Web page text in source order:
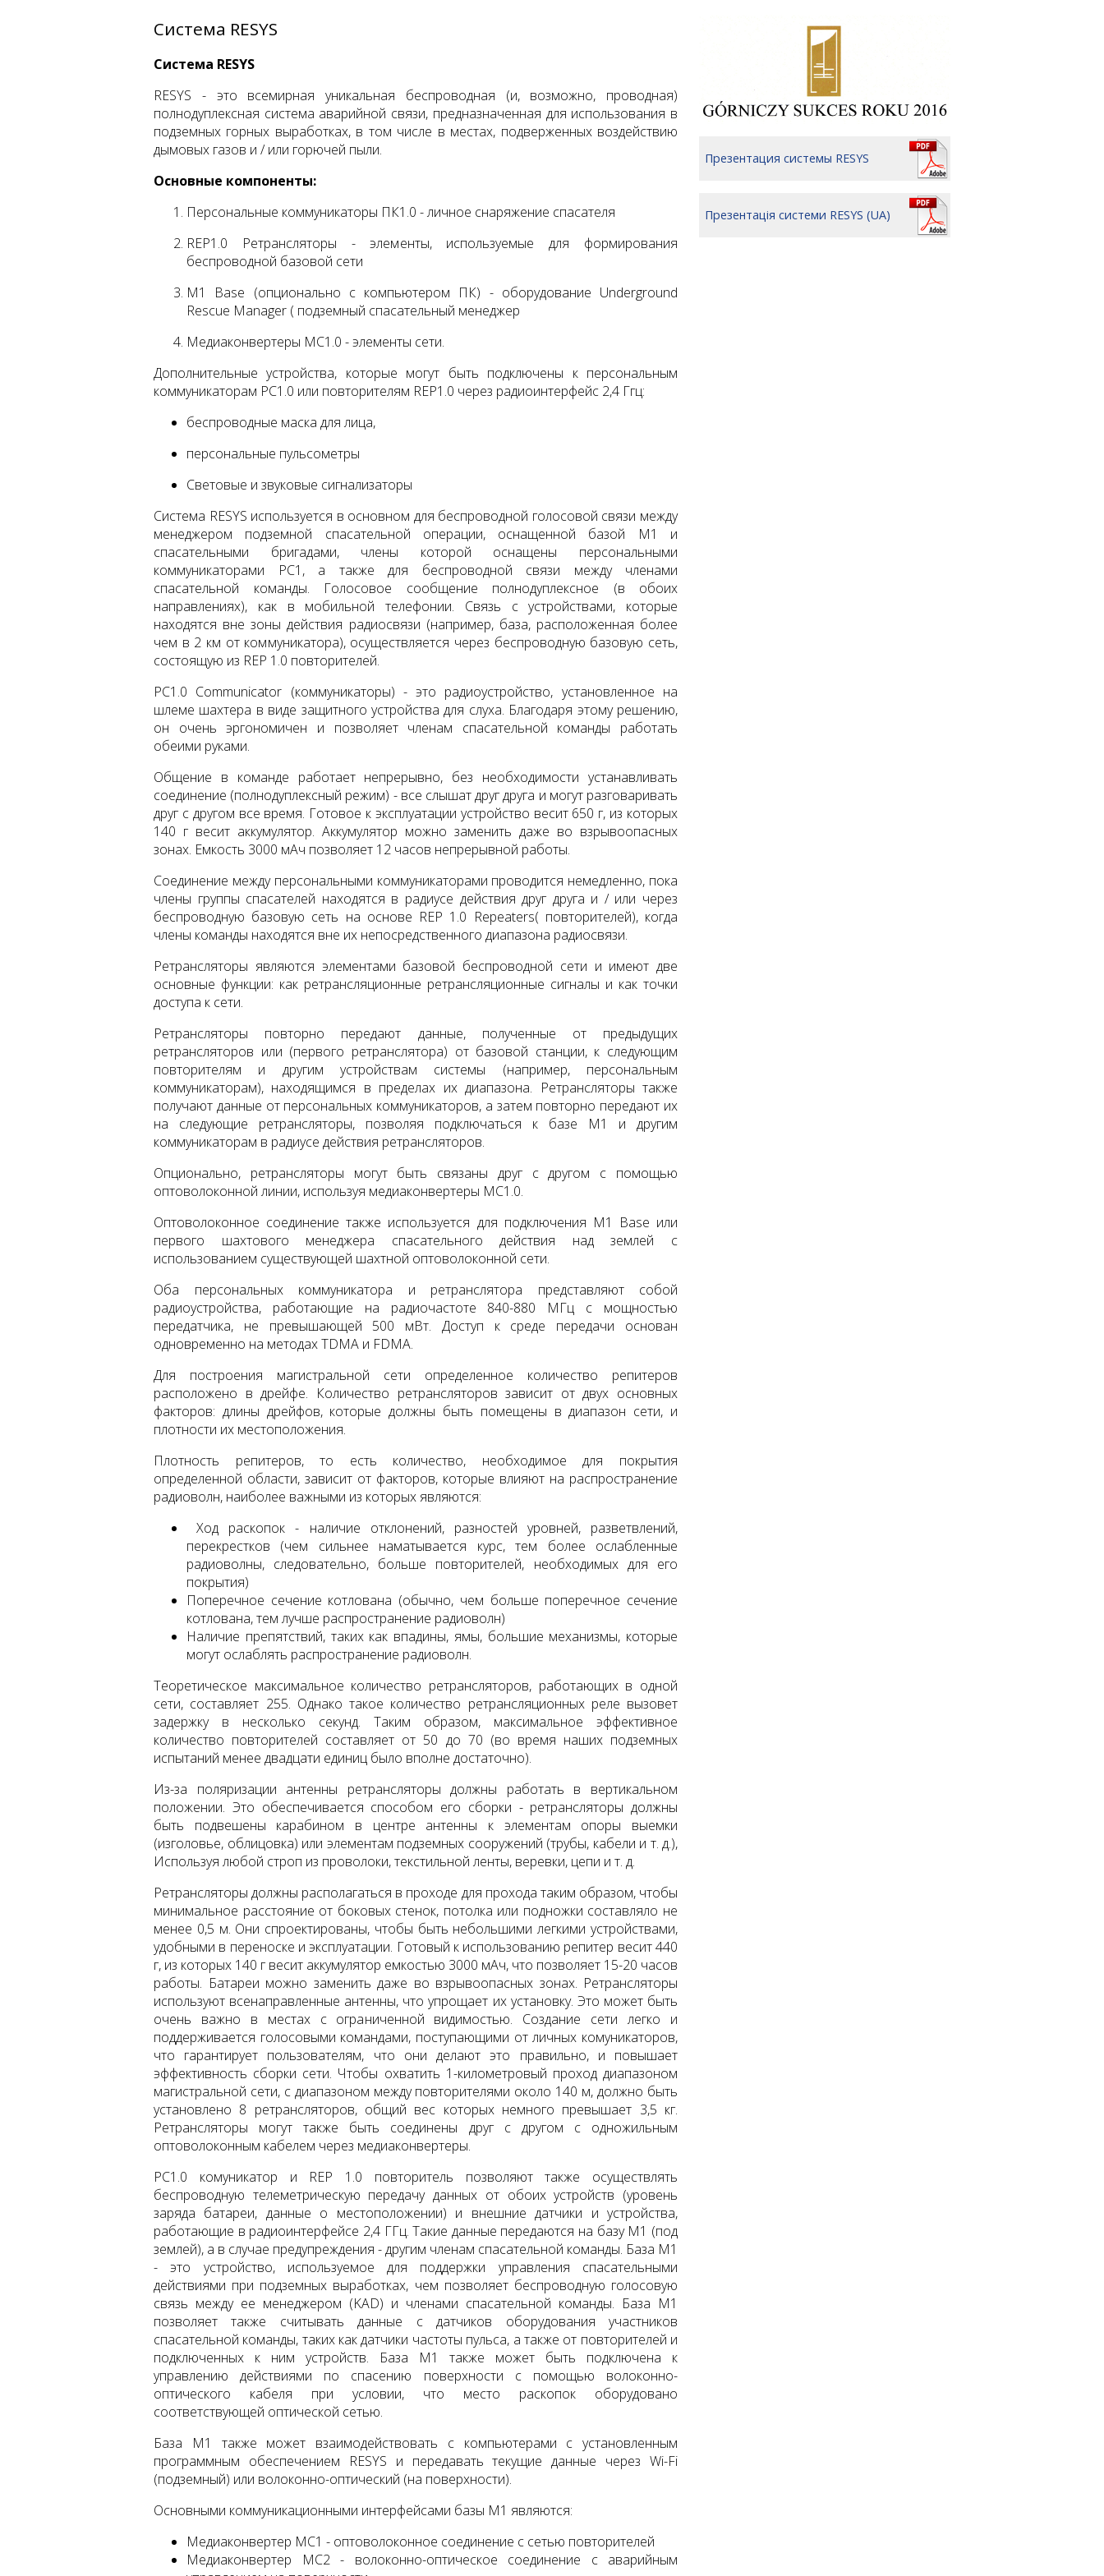
Система RESYS
Система RESYS
RESYS - это всемирная уникальная беспроводная (и, возможно, проводная)
полнодуплексная система аварийной связи, предназначенная для использования в
подземных горных выработках, в том числе в местах, подверженных воздействию
дымовых газов и / или горючей пыли.
Основные компоненты:
Персональные коммуникаторы ПК1.0 - личное снаряжение спасателя
REP1.0 Ретрансляторы - элементы, используемые для формирования
беспроводной базовой сети
M1 Base (опционально с компьютером ПК) - оборудование Underground
Rescue Manager ( подземный спасательный менеджер
Медиаконвертеры МС1.0 - элементы сети.
Дополнительные устройства, которые могут быть подключены к персональным
коммуникаторам PC1.0 или повторителям REP1.0 через радиоинтерфейс 2,4 Ггц:
беспроводные маска для лица,
персональные пульсометры
Световые и звуковые сигнализаторы
Система RESYS используется в основном для беспроводной голосовой связи между
менеджером подземной спасательной операции, оснащенной базой M1 и
спасательными бригадами, члены которой оснащены персональными
коммуникаторами PC1, а также для беспроводной связи между членами
спасательной команды. Голосовое сообщение полнодуплексное (в обоих
направлениях), как в мобильной телефонии. Связь с устройствами, которые
находятся вне зоны действия радиосвязи (например, база, расположенная более
чем в 2 км от коммуникатора), осуществляется через беспроводную базовую сеть,
состоящую из REP 1.0 повторителей.
PC1.0 Communicator (коммуникаторы) - это радиоустройство, установленное на
шлеме шахтера в виде защитного устройства для слуха. Благодаря этому решению,
он очень эргономичен и позволяет членам спасательной команды работать
обеими руками.
Общение в команде работает непрерывно, без необходимости устанавливать
соединение (полнодуплексный режим) - все слышат друг друга и могут разговаривать
друг с другом все время. Готовое к эксплуатации устройство весит 650 г, из которых
140 г весит аккумулятор. Аккумулятор можно заменить даже во взрывоопасных
зонах. Емкость 3000 мАч позволяет 12 часов непрерывной работы.
Соединение между персональными коммуникаторами проводится немедленно, пока
члены группы спасателей находятся в радиусе действия друг друга и / или через
беспроводную базовую сеть на основе REP 1.0 Repeaters( повторителей), когда
члены команды находятся вне их непосредственного диапазона радиосвязи.
Ретрансляторы являются элементами базовой беспроводной сети и имеют две
основные функции: как ретрансляционные ретрансляционные сигналы и как точки
доступа к сети.
Ретрансляторы повторно передают данные, полученные от предыдущих
ретрансляторов или (первого ретранслятора) от базовой станции, к следующим
повторителям и другим устройствам системы (например, персональным
коммуникаторам), находящимся в пределах их диапазона. Ретрансляторы также
получают данные от персональных коммуникаторов, а затем повторно передают их
на следующие ретрансляторы, позволяя подключаться к базе M1 и другим
коммуникаторам в радиусе действия ретрансляторов.
Опционально, ретрансляторы могут быть связаны друг с другом с помощью
оптоволоконной линии, используя медиаконвертеры MC1.0.
Оптоволоконное соединение также используется для подключения M1 Base или
первого шахтового менеджера спасательного действия над землей с
использованием существующей шахтной оптоволоконной сети.
Оба персональных коммуникатора и ретранслятора представляют собой
радиоустройства, работающие на радиочастоте 840-880 МГц с мощностью
передатчика, не превышающей 500 мВт. Доступ к среде передачи основан
одновременно на методах TDMA и FDMA.
Для построения магистральной сети определенное количество репитеров
расположено в дрейфе. Количество ретрансляторов зависит от двух основных
факторов: длины дрейфов, которые должны быть помещены в диапазон сети, и
плотности их местоположения.
Плотность репитеров, то есть количество, необходимое для покрытия
определенной области, зависит от факторов, которые влияют на распространение
радиоволн, наиболее важными из которых являются:
Ход раскопок - наличие отклонений, разностей уровней, разветвлений,
перекрестков (чем сильнее наматывается курс, тем более ослабленные
радиоволны, следовательно, больше повторителей, необходимых для его
покрытия)
Поперечное сечение котлована (обычно, чем больше поперечное сечение
котлована, тем лучше распространение радиоволн)
Наличие препятствий, таких как впадины, ямы, большие механизмы, которые
могут ослаблять распространение радиоволн.
Теоретическое максимальное количество ретрансляторов, работающих в одной
сети, составляет 255. Однако такое количество ретрансляционных реле вызовет
задержку в несколько секунд. Таким образом, максимальное эффективное
количество повторителей составляет от 50 до 70 (во время наших подземных
испытаний менее двадцати единиц было вполне достаточно).
Из-за поляризации антенны ретрансляторы должны работать в вертикальном
положении. Это обеспечивается способом его сборки - ретрансляторы должны
быть подвешены карабином в центре антенны к элементам опоры выемки
(изголовье, облицовка) или элементам подземных сооружений (трубы, кабели и т. д.),
Используя любой строп из проволоки, текстильной ленты, веревки, цепи и т. д.
Ретрансляторы должны располагаться в проходе для прохода таким образом, чтобы
минимальное расстояние от боковых стенок, потолка или подножки составляло не
менее 0,5 м. Они спроектированы, чтобы быть небольшими легкими устройствами,
удобными в переноске и эксплуатации. Готовый к использованию репитер весит 440
г, из которых 140 г весит аккумулятор емкостью 3000 мАч, что позволяет 15-20 часов
работы. Батареи можно заменить даже во взрывоопасных зонах. Ретрансляторы
используют всенаправленные антенны, что упрощает их установку. Это может быть
очень важно в местах с ограниченной видимостью. Создание сети легко и
поддерживается голосовыми командами, поступающими от личных комуникаторов,
что гарантирует пользователям, что они делают это правильно, и повышает
эффективность сборки сети. Чтобы охватить 1-километровый проход диапазоном
магистральной сети, с диапазоном между повторителями около 140 м, должно быть
установлено 8 ретрансляторов, общий вес которых немного превышает 3,5 кг.
Ретрансляторы могут также быть соединены друг с другом с одножильным
оптоволоконным кабелем через медиаконвертеры.
PC1.0 комуникатор и REP 1.0 повторитель позволяют также осуществлять
беспроводную телеметрическую передачу данных от обоих устройств (уровень
заряда батареи, данные о местоположении) и внешние датчики и устройства,
работающие в радиоинтерфейсе 2,4 ГГц. Такие данные передаются на базу М1 (под
землей), а в случае предупреждения - другим членам спасательной команды. База M1
- это устройство, используемое для поддержки управления спасательными
действиями при подземных выработках, чем позволяет беспроводную голосовую
связь между ее менеджером (KAD) и членами спасательной команды. База M1
позволяет также считывать данные с датчиков оборудования участников
спасательной команды, таких как датчики частоты пульса, а также от повторителей и
подключенных к ним устройств. База М1 также может быть подключена к
управлению действиями по спасению поверхности с помощью волоконно-
оптического кабеля при условии, что место раскопок оборудовано
соответствующей оптической сетью.
База M1 также может взаимодействовать с компьютерами с установленным
программным обеспечением RESYS и передавать текущие данные через Wi-Fi
(подземный) или волоконно-оптический (на поверхности).
Основными коммуникационными интерфейсами базы M1 являются:
Медиаконвертер МС1 - оптоволоконное соединение с сетью повторителей
Медиаконвертер MC2 - волоконно-оптическое соединение с аварийным
Презентация системы RESYS
Презентація системи RESYS (UA)